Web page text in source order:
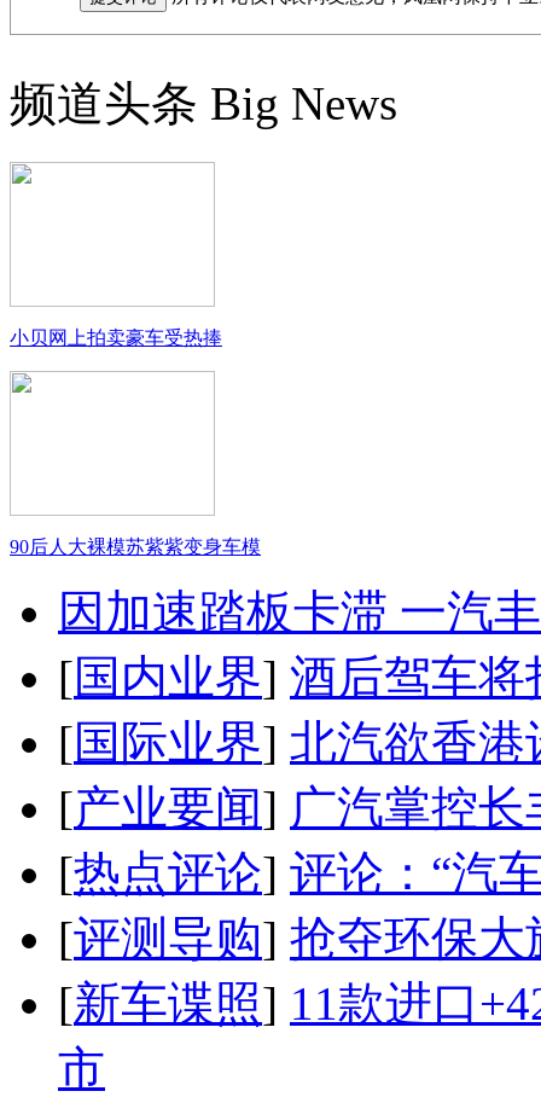
频道头条 Big News
小贝网上拍卖豪车受热捧
90后人大裸模苏紫紫变身车模
因加速踏板卡滞 一汽
[国内业界] 酒后驾车将
[国际业界] 北汽欲香港
[产业要闻] 广汽掌控
[热点评论] 评论：“汽
[评测导购] 抢夺环保大
[新车谍照] 11款进口
市